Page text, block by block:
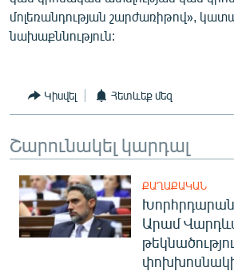
մոլեռանդության շարժառիթով»,
նախաքննություն:
Կիսվել Հետևեք մեզ
Շարունակել կարդալ
ՔԱՂԱՔԱԿԱՆ
Արամ